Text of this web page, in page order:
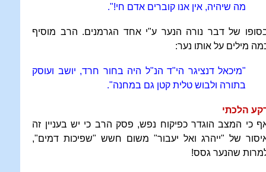
מה שיהיה, אין אנו קוברים אדם חי!".
של דבר נורה הנער ע"י אחד הגרמנים. הרב מוסיף
מילים על אותו נער:
"מיכאל דנציגר הי"ד הנ"ל היה בחור חרד, יושב ועוסק
בתורה ולבוש טלית קטן גם במחנה".
הלכתי
כי המצב הוגדר כפיקוח נפש, פסק הרב כי יש בעניין זה
של "ייהרג ואל יעבור" משום חשש "שפיכות דמים",
שהנער גסס!